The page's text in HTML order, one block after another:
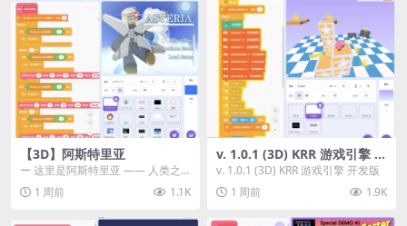
【3D】阿斯特里亚
ー 这里是阿斯特里亚 —— 人类之
罪与未来希望交汇之地 📖 游戏简
介 《阿斯特里...
1 周前 1.1K
v. 1.0.1 (3D) KRR 游戏引擎 开
发版
v. 1.0.1 (3D) KRR 游戏引擎 开发版
1 周前
1.9K